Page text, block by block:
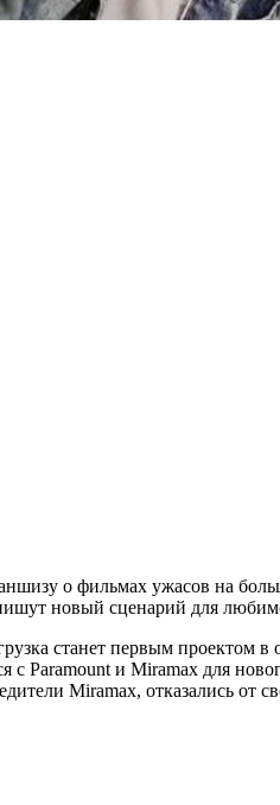
о фильмах ужасов на
новый сценарий для
станет первым проектом
с Paramount и Miramax для
Miramax, отказались от